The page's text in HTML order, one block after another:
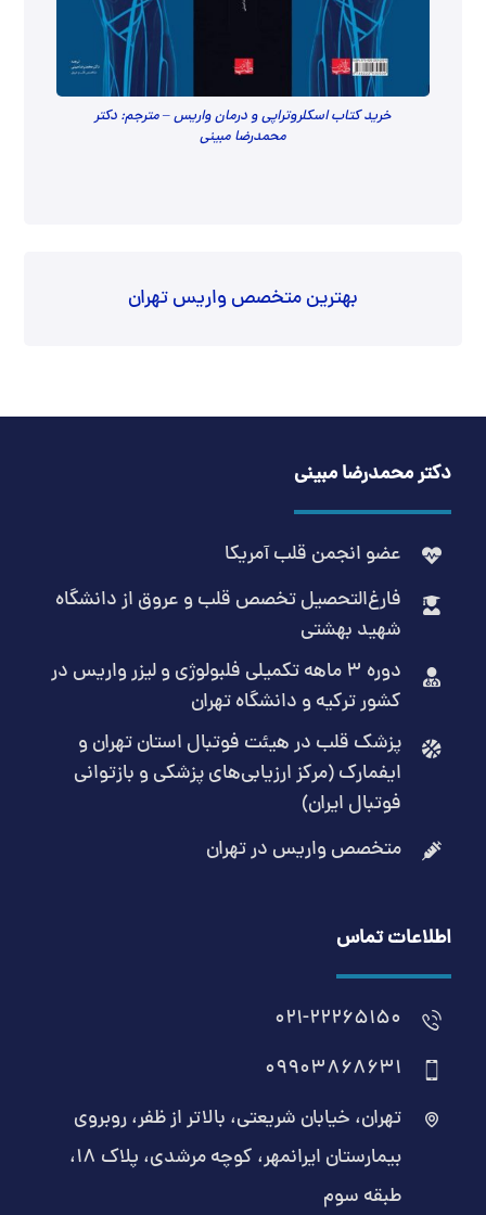
خرید کتاب اسکلروتراپی و درمان واریس – مترجم: دکتر
محمدرضا مبینی
بهترین متخصص واریس تهران
دکتر محمدرضا مبینی
عضو انجمن قلب آمریکا
فارغ‌التحصیل تخصص قلب و عروق از دانشگاه
شهید بهشتی
دوره 3 ماهه تکمیلی فلبولوژی و لیزر واریس در
کشور ترکیه و دانشگاه تهران
پزشک قلب در هیئت فوتبال استان تهران و
ایفمارک (مرکز ارزیابی‌های پزشکی و بازتوانی
فوتبال ایران)
متخصص واریس در تهران
اطلاعات تماس
021-22265150
09903868631
تهران، خیابان شریعتی، بالاتر از ظفر، روبروی
بیمارستان ایرانمهر، کوچه مرشدی، پلاک ۱۸،
طبقه سوم